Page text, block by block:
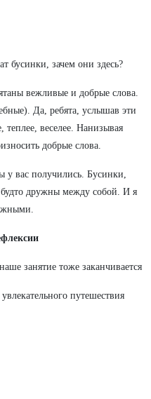
бусинки, зачем они здесь?
вежливые и добрые слова.
Да, ребята, услышав эти
теплее, веселее. Нанизывая
добрые слова.
у вас получились. Бусинки,
будто дружны между собой. И я
занятие тоже заканчивается
путешествия